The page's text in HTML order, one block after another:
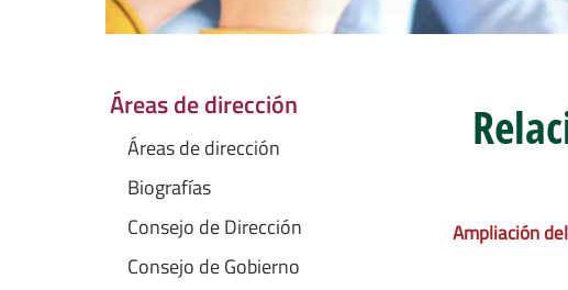
Áreas de dirección
Áreas de dirección
Biografías
Consejo de Dirección
Consejo de Gobierno
Ampliación